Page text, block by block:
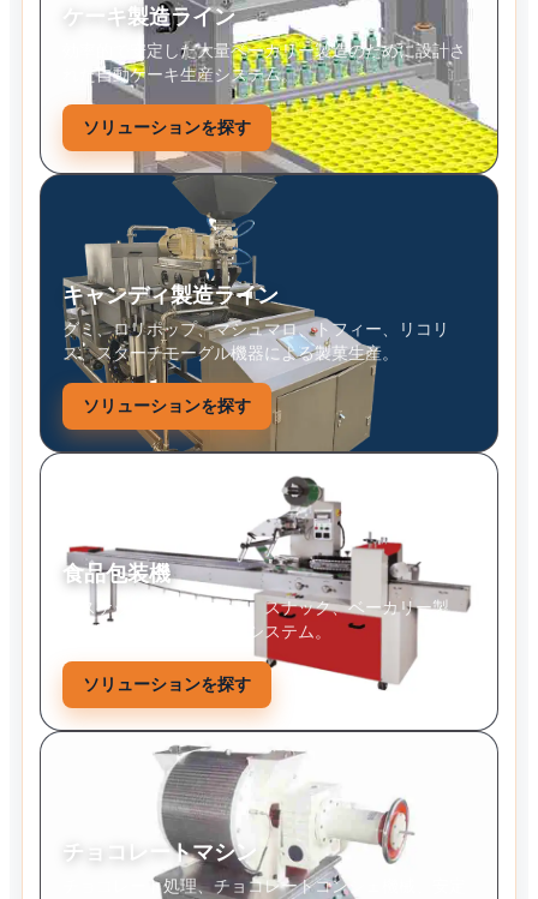
ケーキ製造ライン
効率的で安定した大量ベーカリー製造のために設計さ
れた自動ケーキ生産システム。
ソリューションを探す
キャンディ製造ライン
グミ、ロリポップ、マシュマロ、トフィー、リコリ
ス、スターチモーグル機器による製菓生産。
ソリューションを探す
食品包装機
ビスケット、キャンディ、スナック、ベーカリー製
品、固形食品の自動包装システム。
ソリューションを探す
チョコレートマシン
チョコレート処理、チョコレートコンシェ機械、安定